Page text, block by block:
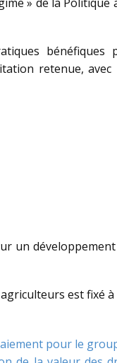
retenue,
un
est fixé à
pour le